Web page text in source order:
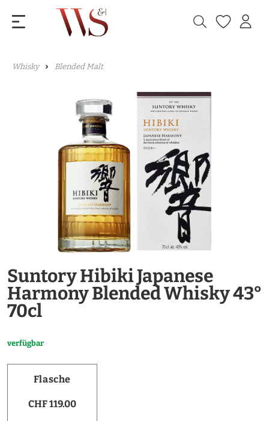
Whisky Blended Malt
Suntory Hibiki Japanese
Harmony Blended Whisky 43°
70cl
verfügbar
Flasche
CHF 119.00